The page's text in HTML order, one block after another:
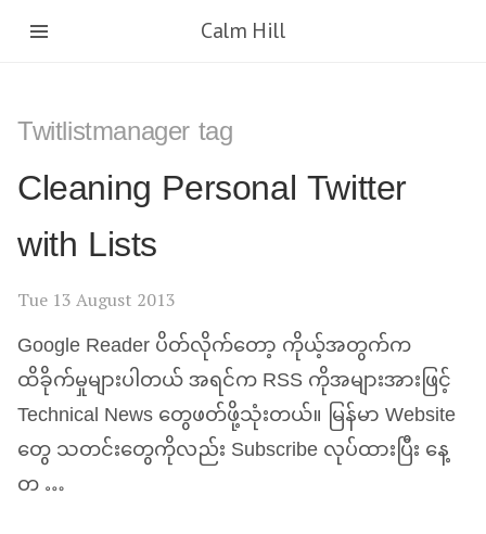
Calm Hill
Twitlistmanager tag
Cleaning Personal Twitter
with Lists
Tue 13 August 2013
Google Reader ပိတ်လိုက်တော့ ကိုယ့်အတွက်က
ထိခိုက်မှုများပါတယ် အရင်ကRSSကိုအများအားဖြင့်
Technical News တွေဖတ်ဖို့သုံးတယ်။ မြန်မာ Website
တွေ သတင်းတွေကိုလည်း Subscribe လုပ်ထားပြီး နေ့
တ …